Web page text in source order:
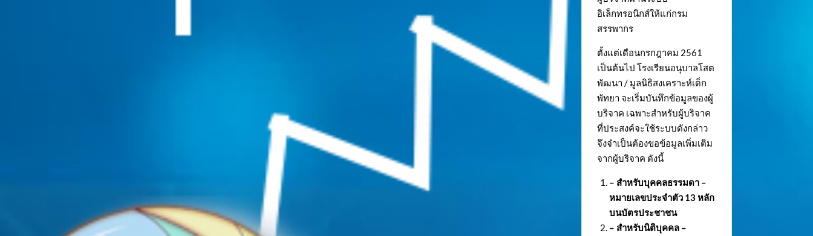
อิเล็กทรอนิกส์ให้แก่กรม
สรรพากร
ตั้งแต่เดือนกรกฎาคม 2561
เป็นต้นไป โรงเรียนอนุบาลโสต
พัฒนา / มูลนิธิสงเคราะห์เด็ก
พัทยา จะเริ่มบันทึกข้อมูลของผู้
บริจาค เฉพาะสำหรับผู้บริจาค
ที่ประสงค์จะใช้ระบบดังกล่าว
จึงจำเป็นต้องขอข้อมูลเพิ่มเติม
จากผู้บริจาค ดังนี้
– สำหรับบุคคลธรรมดา –
หมายเลขประจำตัว 13 หลัก
บนบัตรประชาชน
– สำหรับนิติบุคคล –